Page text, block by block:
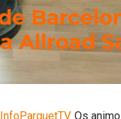
InfoParquetTV. Os